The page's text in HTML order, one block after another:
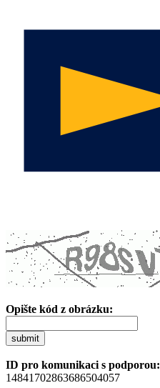
Opište kód z obrázku:
submit
ID pro komunikaci s podporou:
14841702863686504057